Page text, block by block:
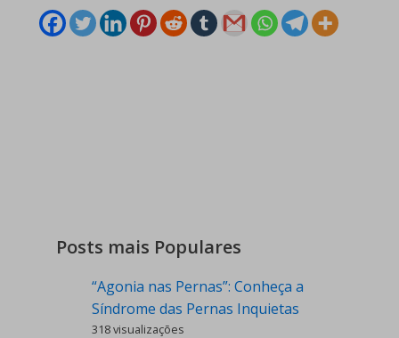
Posts mais Populares
“Agonia nas Pernas”: Conheça a
Síndrome das Pernas Inquietas
318 visualizações